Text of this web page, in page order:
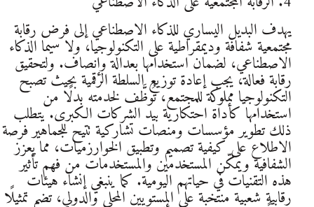
يهدف البديل اليساري للذكاء الاصطناعي إلى فرض رقابة
مجتمعية شفافة وديمقراطية على التكنولوجيا، ولا سيما الذكاء
الاصطناعي، لضمان استخدامها بعدالة وإنصاف. ولتحقيق
رقابة فعالة، يجب إعادة توزيع السلطة الرقمية بحيث تصبح
التكنولوجيا مملوكة للمجتمع، تُوظَّف لخدمته بدلًا من
استخدامها كأداة احتكارية بيد الشركات الكبرى. يتطلب
ذلك تطوير مؤسسات ومنصات تشاركية تتيح للجماهير فرصة
الاطلاع على كيفية تصميم وتطبيق الخوارزميات، مما يعزز
الشفافية ويمكّن المستخدمين والمستخدمات من فهم تأثير
هذه التقنيات في حياتهم اليومية. كما ينبغي إنشاء هيئات
رقابية شعبية منتخبة على المستويين المحلي والدولي، تضم تمثيلًا